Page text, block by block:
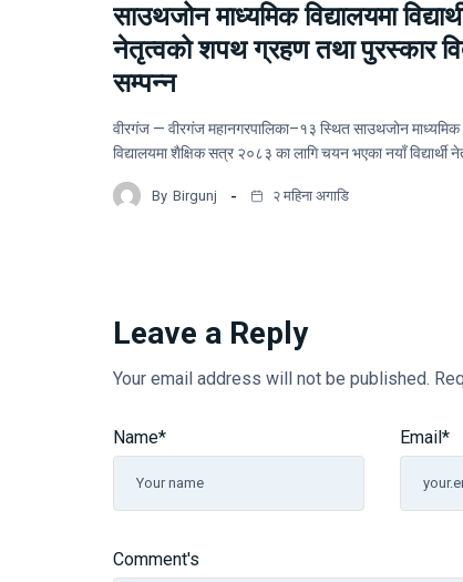
साउथजोन माध्यमिक विद्यालयमा
नेतृत्वको शपथ ग्रहण तथा पुरस्कार
सम्पन्न
वीरगंज — वीरगंज महानगरपालिका–१३ स्थित साउथजोन माध्यमिक
विद्यालयमा शैक्षिक सत्र २०८३ का लागि चयन भएका नयाँ विद्यार्थी
By Birgunj २ महिना अगाडि
Leave a Reply
Your email address will not be published.
Comment's
Name* Email *